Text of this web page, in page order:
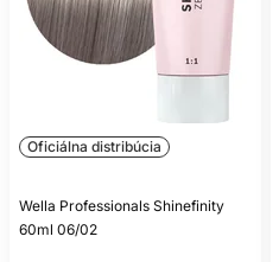
Oficiálna distribúcia
Wella Professionals Shinefinity
60ml 06/02